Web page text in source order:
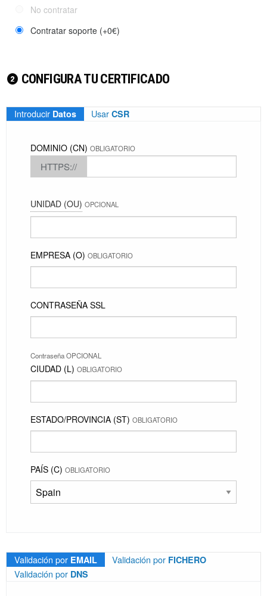
No contratar
Contratar soporte (+0€)
CONFIGURA TU CERTIFICADO
Introducir Datos UsarCSR
DOMINIO (CN) OBLIGATORIO
HTTPS://
UNIDAD (OU) OPCIONAL
EMPRESA (O) OBLIGATORIO
CONTRASEÑA SSL
Contraseña OPCIONAL
CIUDAD (L) OBLIGATORIO
ESTADO/PROVINCIA (ST) OBLIGATORIO
PAÍS (C) OBLIGATORIO
Validación por EMAIL Validación por FICHERO
Validación por DNS